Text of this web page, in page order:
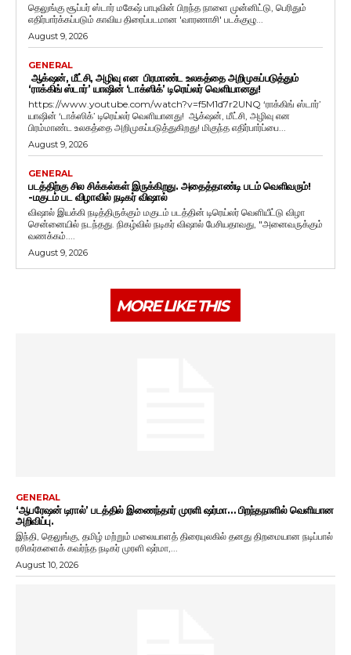
தெலுங்கு சூப்பர் ஸ்டார் மகேஷ் பாபுவின் பிறந்த நாளை முன்னிட்டு, பெரிதும்
எதிர்பார்க்கப்படும் காவிய திரைப்படமான 'வாரணாசி' படக்குழு...
August 9, 2026
GENERAL
ஆக்‌ஷன், மீட்சி, அழிவு என பிரமாண்ட உலகத்தை அறிமுகப்படுத்தும்
‘ராக்கிங் ஸ்டார்’ யாஷின் ‘டாக்ஸிக்’ டிரெய்லர் வெளியானது!
https://www.youtube.com/watch?v=f5M1d7r2UNQ ‘ராக்கிங் ஸ்டார்’
யாஷின் ‘டாக்ஸிக்’ டிரெய்லர் வெளியானது! ஆக்‌ஷன், மீட்சி, அழிவு என
பிரம்மாண்ட உலகத்தை அறிமுகப்படுத்துகிறது! மிகுந்த எதிர்பார்ப்பை...
August 9, 2026
GENERAL
படத்திற்கு சில சிக்கல்கள் இருக்கிறது. அதைத்தாண்டி படம் வெளிவரும்!
-மகுடம் பட விழாவில் நடிகர் விஷால்
விஷால் இயக்கி நடித்திருக்கும் மகுடம் படத்தின் டிரெய்லர் வெளியீட்டு விழா
சென்னையில் நடந்தது. நிகழ்வில் நடிகர் விஷால் பேசியதாவது, "அனைவருக்கும்
வணக்கம்....
August 9, 2026
MORE LIKE THIS
GENERAL
‘ஆபரேஷன் டிரால்’ படத்தில் இணைந்தார் முரளி ஷர்மா… பிறந்தநாளில் வெளியான
அறிவிப்பு.
இந்தி, தெலுங்கு, தமிழ் மற்றும் மலையாளத் திரையுலகில் தனது திறமையான நடிப்பால்
ரசிகர்களைக் கவர்ந்த நடிகர் முரளி ஷர்மா,...
August 10, 2026